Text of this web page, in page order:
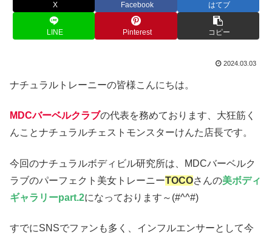
X Facebook はてブ
LINE Pinterest コピー
2024.03.03
ナチュラルトレーニーの皆様こんにちは。
MDCバーベルクラブの代表を務めております、大狂筋く
んことナチュラルチェストモンスターけんた店長です。
今回のナチュラルボディビル研究所は、MDCバーベルク
ラブのパーフェクト美女トレーニーTOCOさんの美ボディ
ギャラリーpart.2になっております～(#^^#)
すでにSNSでファンも多く、インフルエンサーとして今